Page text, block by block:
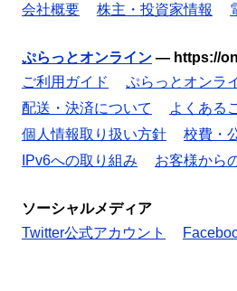
会社概要
株主・投資家情報
ぷらっとオンライン — https://
ご利用ガイド
ぷらっとオンラ
配送・決済について
よくある
個人情報取り扱い方針
校費・
IPv6への取り組み
お客様から
ソーシャルメディア
Twitter公式アカウント